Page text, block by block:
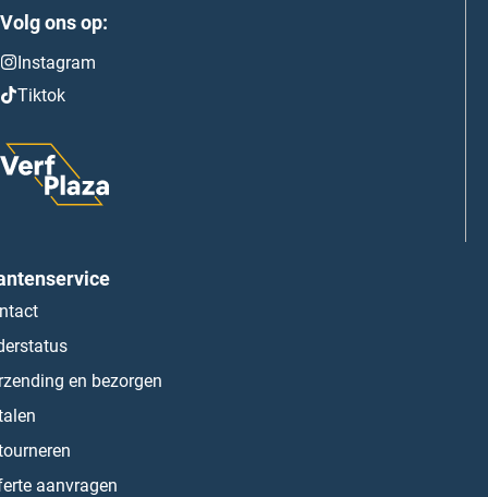
Volg ons op:
Instagram
Tiktok
en bezorgen
aanvragen